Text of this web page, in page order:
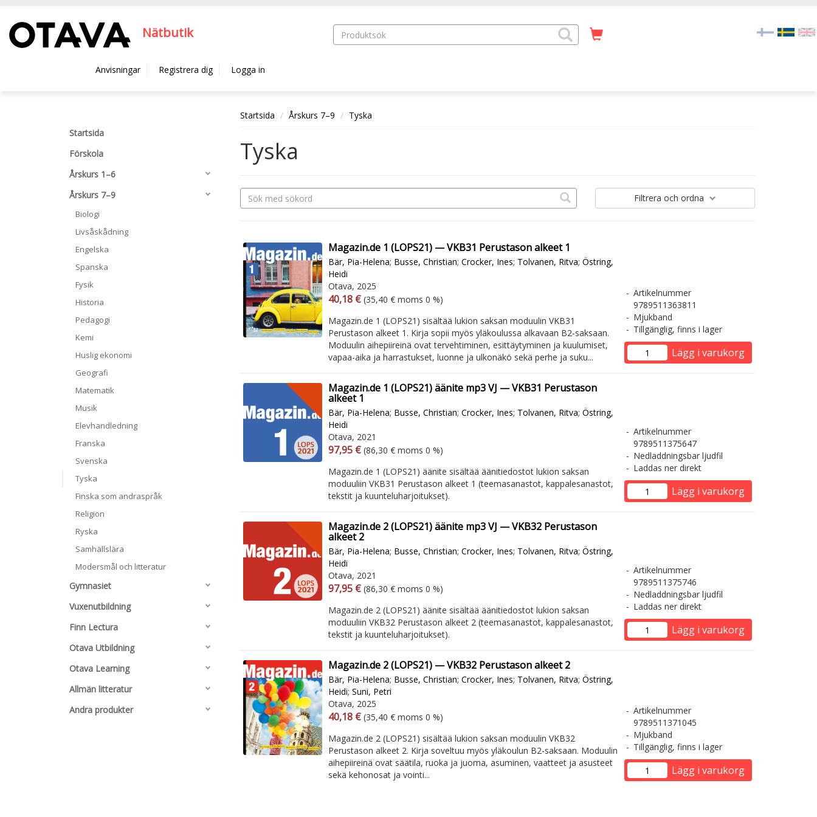
Nätbutik
Anvisningar Registrera dig Logga in
Startsida
Förskola
Årskurs 1–6
Årskurs 7–9
Biologi
Livsåskådning
Engelska
Spanska
Fysik
Historia
Pedagogi
Kemi
Huslig ekonomi
Geografi
Matematik
Musik
Elevhandledning
Franska
Svenska
Tyska
Finska som andraspråk
Religion
Ryska
Samhällslära
Modersmål och litteratur
Gymnasiet
Vuxenutbildning
Finn Lectura
Otava Utbildning
Otava Learning
Allmän litteratur
Andra produkter
Startsida Årskurs 7–9 Tyska
Tyska
Filtrera och ordna
Magazin.de 1 (LOPS21) — VKB31 Perustason alkeet 1
Bär, Pia-Helena; Busse, Christian; Crocker, Ines; Tolvanen, Ritva; Östring,
Heidi
Otava, 2025
Arvonlisäverollinen hinta
40,18 € Arvonlisäveroton hinta
(35,40 € moms 0 %)
Magazin.de 1 (LOPS21) sisältää lukion saksan moduulin VKB31
Perustason alkeet 1. Kirja sopii myös yläkoulussa alkavaan B2-saksaan.
Moduulin aihepiireinä ovat tervehtiminen, esittäytyminen ja kuulumiset,
vapaa-aika ja harrastukset, luonne ja ulkonäkö sekä perhe ja suku...
Artikelnummer
9789511363811
Mjukband
Tillgänglig, finns i lager
Lägg i varukorg
Magazin.de 1 (LOPS21) äänite mp3 VJ — VKB31 Perustason
alkeet 1
Bär, Pia-Helena; Busse, Christian; Crocker, Ines; Tolvanen, Ritva; Östring,
Heidi
Otava, 2021
Arvonlisäverollinen hinta
97,95 € Arvonlisäveroton hinta
(86,30 € moms 0 %)
Magazin.de 1 (LOPS21) äänite sisältää äänitiedostot lukion saksan
moduuliin VKB31 Perustason alkeet 1 (teemasanastot, kappalesanastot,
tekstit ja kuunteluharjoitukset).
Artikelnummer
9789511375647
Nedladdningsbar ljudfil
Laddas ner direkt
Lägg i varukorg
Magazin.de 2 (LOPS21) äänite mp3 VJ — VKB32 Perustason
alkeet 2
Bär, Pia-Helena; Busse, Christian; Crocker, Ines; Tolvanen, Ritva; Östring,
Heidi
Otava, 2021
Arvonlisäverollinen hinta
97,95 € Arvonlisäveroton hinta
(86,30 € moms 0 %)
Magazin.de 2 (LOPS21) äänite sisältää äänitiedostot lukion saksan
moduuliin VKB32 Perustason alkeet 2 (teemasanastot, kappalesanastot,
tekstit ja kuunteluharjoitukset).
Artikelnummer
9789511375746
Nedladdningsbar ljudfil
Laddas ner direkt
Lägg i varukorg
Magazin.de 2 (LOPS21) — VKB32 Perustason alkeet 2
Bär, Pia-Helena; Busse, Christian; Crocker, Ines; Tolvanen, Ritva; Östring,
Heidi; Suni, Petri
Otava, 2025
Arvonlisäverollinen hinta
40,18 € Arvonlisäveroton hinta
(35,40 € moms 0 %)
Magazin.de 2 (LOPS21) sisältää lukion saksan moduulin VKB32
Perustason alkeet 2. Kirja soveltuu myös yläkoulun B2-saksaan. Moduulin
aihepiireinä ovat säätila, ruoka ja juoma, asuminen, vaatteet ja asusteet
sekä kehonosat ja vointi...
Artikelnummer
9789511371045
Mjukband
Tillgänglig, finns i lager
Lägg i varukorg